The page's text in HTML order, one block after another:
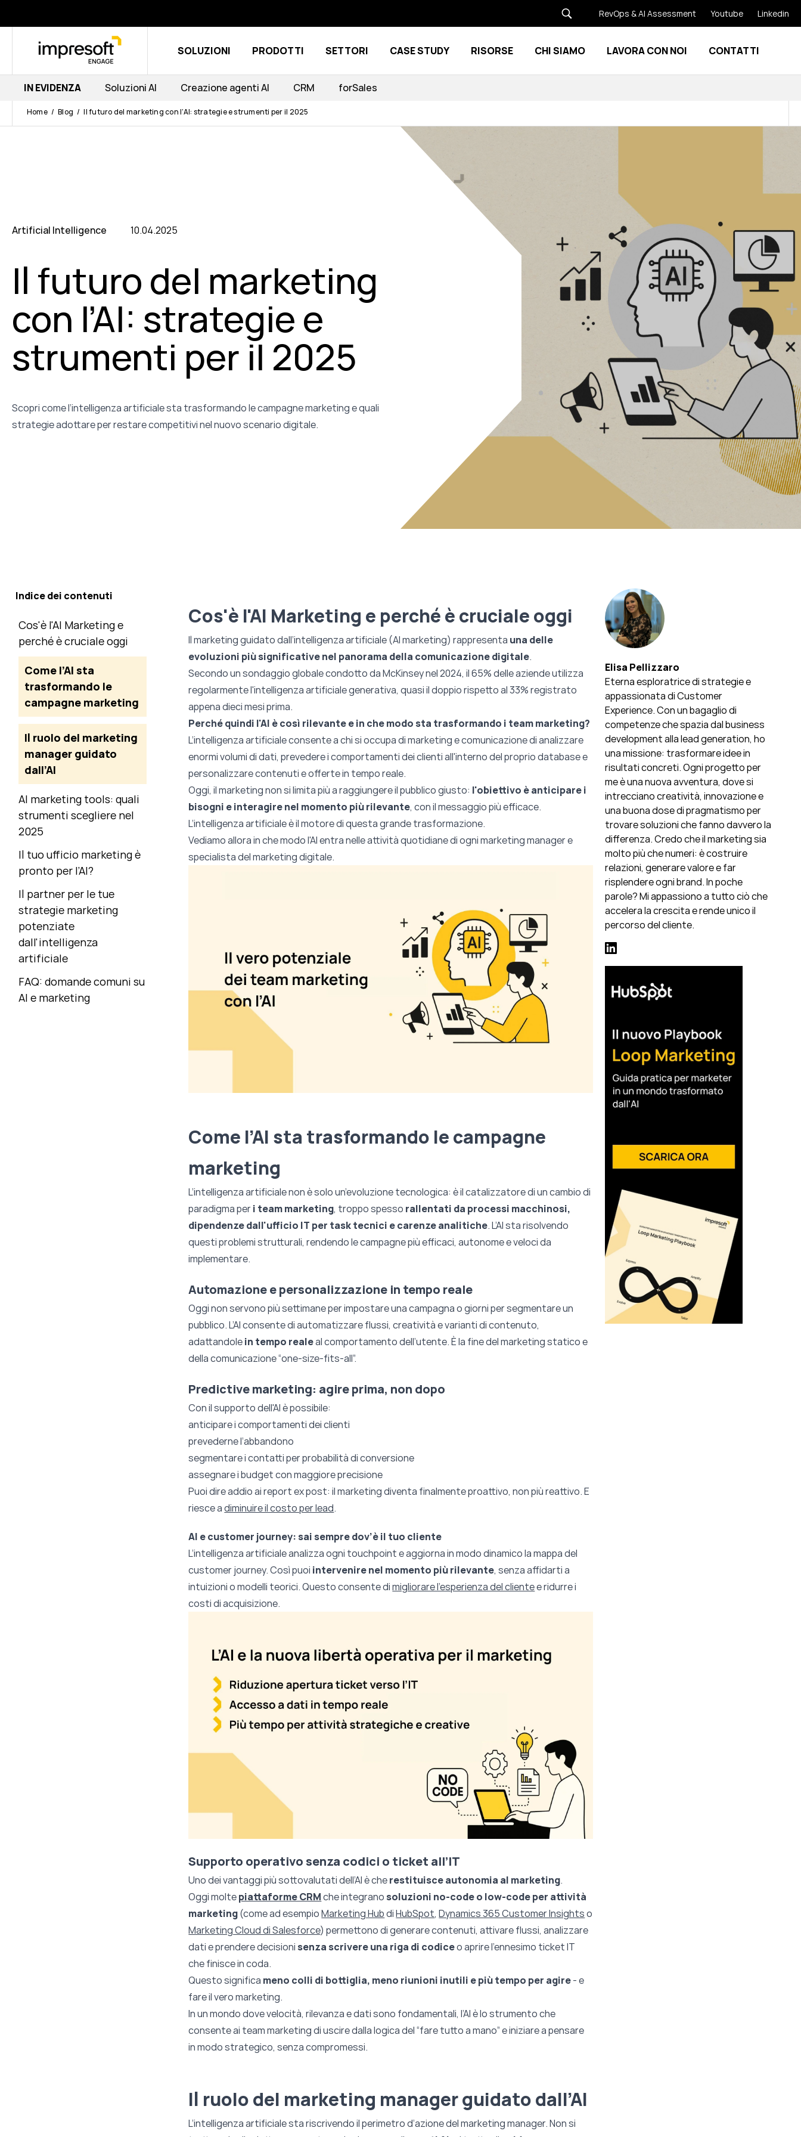
RevOps & AI Assessment Youtube Linkedin
SOLUZIONI PRODOTTI Show submenu for Prodotti
SETTORI Show submenu for Settori
CASE STUDY RISORSE Show submenu for Risorse
CHI SIAMO Show submenu for Chi siamo
LAVORA CON NOI CONTATTI
IN EVIDENZA Soluzioni AI Creazione agenti AI CRM forSales
Home Blog Il futuro del marketing con l’AI: strategie e strumenti per il 2025
Artificial Intelligence 10.04.2025
Il futuro del marketing
con l’AI: strategie e
strumenti per il 2025
Scopri come l’intelligenza artificiale sta trasformando le campagne marketing e quali
strategie adottare per restare competitivi nel nuovo scenario digitale.
Indice dei contenuti
Cos'è l'AI Marketing e
perché è cruciale oggi
Come l’AI sta
trasformando le
campagne marketing
Il ruolo del marketing
manager guidato
dall’AI
AI marketing tools: quali
strumenti scegliere nel
2025
Il tuo ufficio marketing è
pronto per l’AI?
Il partner per le tue
strategie marketing
potenziate
dall'intelligenza
artificiale
FAQ: domande comuni su
AI e marketing
Cos'è l'AI Marketing e perché è cruciale oggi
Il marketing guidato dall’intelligenza artificiale (AI marketing) rappresenta una delle
evoluzioni più significative nel panorama della comunicazione digitale.
Secondo un sondaggio globale condotto da McKinsey nel 2024, il 65% delle aziende utilizza
regolarmente l'intelligenza artificiale generativa, quasi il doppio rispetto al 33% registrato
appena dieci mesi prima.
Perché quindi l'AI è così rilevante e in che modo sta trasformando i team marketing?
L’intelligenza artificiale consente a chi si occupa di marketing e comunicazione di analizzare
enormi volumi di dati, prevedere i comportamenti dei clienti all'interno del proprio database e
personalizzare contenuti e offerte in tempo reale.
Oggi, il marketing non si limita più a raggiungere il pubblico giusto: l'obiettivo è anticipare i
bisogni e interagire nel momento più rilevante, con il messaggio più efficace.
L’intelligenza artificialeè il motore di questa grande trasformazione.
Vediamo allora in che modo l'AI entra nelle attività quotidiane di ogni marketing manager e
specialista del marketing digitale.
Come l’AI sta trasformando le campagne
marketing
L’intelligenza artificiale non è solo un’evoluzione tecnologica: è ilcatalizzatore di un cambio di
paradigma per i team marketing, troppo spesso rallentati da processi macchinosi,
dipendenze dall'ufficio IT per task tecnici e carenze analitiche. L’AI sta risolvendo
questi problemi strutturali, rendendo le campagne più efficaci, autonome e veloci da
implementare.
Automazione e personalizzazione in tempo reale
Oggi non servono più settimane per impostare una campagna o giorni per segmentare un
pubblico. L’AI consente di automatizzare flussi, creatività e varianti di contenuto,
adattandolein tempo realeal comportamento dell’utente. È la fine del marketing statico e
della comunicazione “one-size-fits-all”.
Predictive marketing: agire prima, non dopo
Con il supporto dell'AI è possibile:
anticipare i comportamenti dei clienti
prevederne l’abbandono
segmentare i contatti per probabilità di conversione
assegnare i budget con maggiore precisione
Puoi dire addio ai report ex post: il marketing diventa finalmente proattivo, non più reattivo. E
riesce adiminuire il costo per lead.
AI e customer journey: sai sempre dov’è il tuo cliente
L’intelligenza artificiale analizza ogni touchpoint e aggiorna in modo dinamico la mappa del
customer journey. Così puoi intervenire nel momento più rilevante, senza affidarti a
intuizioni o modelli teorici. Questo consente dimigliorare l’esperienza del clientee ridurre i
costi di acquisizione.
Supporto operativo senza codici o ticket all’IT
Uno dei vantaggi più sottovalutati dell’AI è cherestituisce autonomia al marketing.
Oggi moltepiattaforme CRMche integranosoluzioni no-code o low-code per attività
marketing(come ad esempioMarketing HubdiHubSpot,Dynamics 365 Customer Insightso
Marketing Cloud di Salesforce) permettono di generare contenuti, attivare flussi, analizzare
dati e prendere decisionisenza scrivere una riga di codiceo aprire l’ennesimo ticket IT
che finisce in coda.
Questo significa meno colli di bottiglia, meno riunioni inutili e più tempo per agire- e
fare il vero marketing.
In un mondo dove velocità, rilevanza e dati sono fondamentali, l’AI è lo strumento che
consente ai team marketing di uscire dalla logica del “fare tutto a mano” e iniziare a pensare
in modo strategico, senza compromessi.
Il ruolo del marketing manager guidato dall’AI
L’intelligenza artificiale sta riscrivendo il perimetro d’azione del marketing manager. Non si
Elisa Pellizzaro
Eterna esploratrice di strategie e
appassionata di Customer
Experience. Con un bagaglio di
competenze che spazia dal business
development alla lead generation, ho
una missione: trasformare idee in
risultati concreti. Ogni progetto per
me è una nuova avventura, dove si
intrecciano creatività, innovazione e
una buona dose di pragmatismo per
trovare soluzioni che fanno davvero la
differenza. Credo che il marketing sia
molto più che numeri: è costruire
relazioni, generare valore e far
risplendere ogni brand. In poche
parole? Mi appassiono a tutto ciò che
accelera la crescita e rende unico il
percorso del cliente.